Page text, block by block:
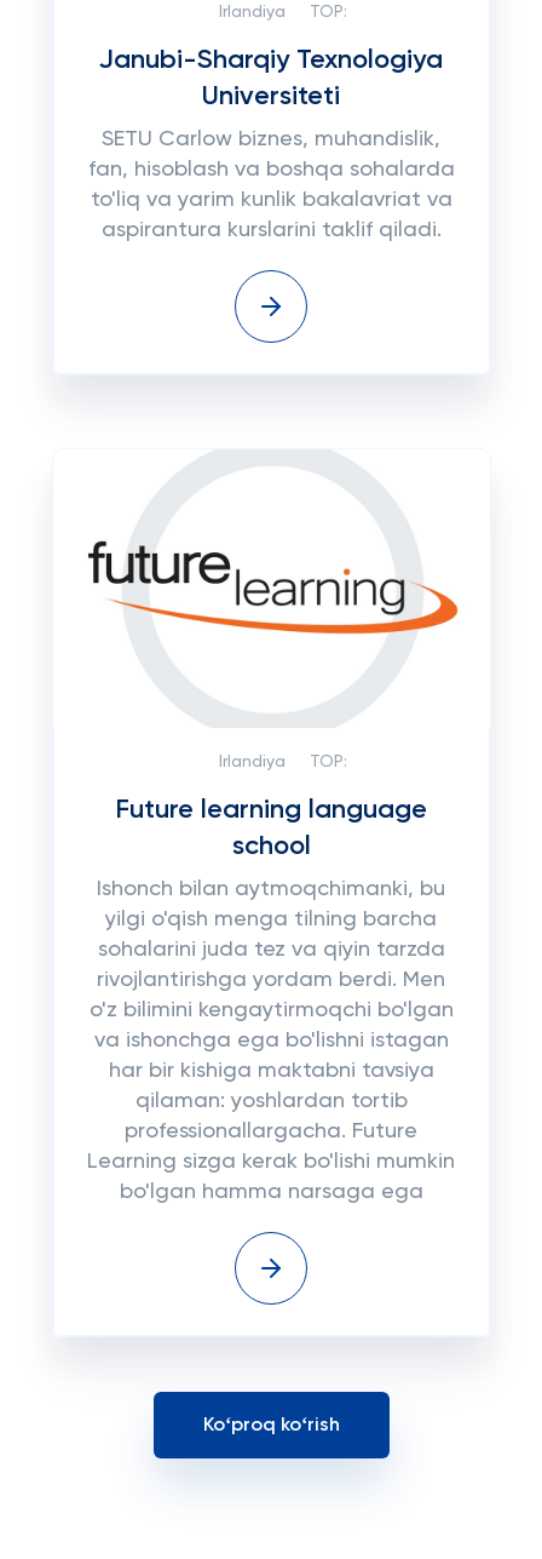
Irlandiya TOP:
Janubi-Sharqiy Texnologiya
Universiteti
SETU Carlow biznes, muhandislik,
fan, hisoblash va boshqa sohalarda
to'liq va yarim kunlik bakalavriat va
aspirantura kurslarini taklif qiladi.
Irlandiya TOP:
Future learning language
school
Ishonch bilan aytmoqchimanki, bu
yilgi o'qish menga tilning barcha
sohalarini juda tez va qiyin tarzda
rivojlantirishga yordam berdi. Men
o'z bilimini kengaytirmoqchi bo'lgan
va ishonchga ega bo'lishni istagan
har bir kishiga maktabni tavsiya
qilaman: yoshlardan tortib
professionallargacha. Future
Learning sizga kerak bo'lishi mumkin
bo'lgan hamma narsaga ega
Koʻproq koʻrish